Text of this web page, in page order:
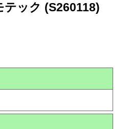
テック (S260118)